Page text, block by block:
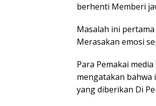
berhenti Memberi
Masalah ini
Merasakan emosi
Para Pemakai
mengatakan bahwa
yang diberikan Di